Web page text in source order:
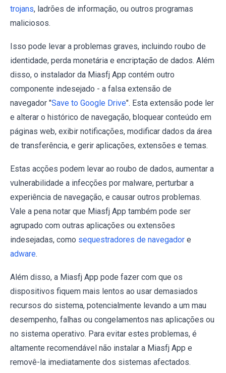
trojans, ladrões de informação, ou outros programas
maliciosos.
Isso pode levar a problemas graves, incluindo roubo de
identidade, perda monetária e encriptação de dados. Além
disso, o instalador da Miasfj App contém outro
componente indesejado - a falsa extensão de
navegador "Save to Google Drive". Esta extensão pode ler
e alterar o histórico de navegação, bloquear conteúdo em
páginas web, exibir notificações, modificar dados da área
de transferência, e gerir aplicações, extensões e temas.
Estas acções podem levar ao roubo de dados, aumentar a
vulnerabilidade a infecções por malware, perturbar a
experiência de navegação, e causar outros problemas.
Vale a pena notar que Miasfj App também pode ser
agrupado com outras aplicações ou extensões
indesejadas, como sequestradores de navegador e
adware.
Além disso, a Miasfj App pode fazer com que os
dispositivos fiquem mais lentos ao usar demasiados
recursos do sistema, potencialmente levando a um mau
desempenho, falhas ou congelamentos nas aplicações ou
no sistema operativo. Para evitar estes problemas, é
altamente recomendável não instalar a Miasfj App e
removê-la imediatamente dos sistemas afectados.